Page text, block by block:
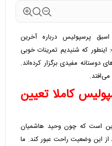
پرسپولیس درباره آخرین
که شنیدیم تمرینات خوبی
دوستانه مفیدی برگزار کرده‌اند.
کاملا تعیین
این است که چون وحید هاشمیان
از این وضعیت راحت عبور کند. ما